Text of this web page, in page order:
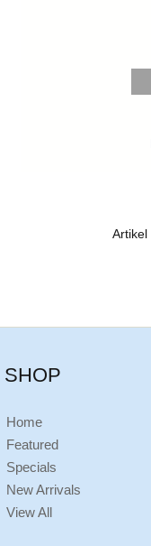
Artikel
SHOP
Home
Featured
Specials
New Arrivals
View All